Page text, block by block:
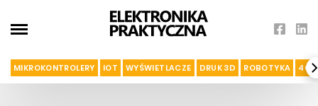
MIKROKONTROLERY IOT WYŚWIETLACZE DRUK 3D ROBOTYKA 4G I